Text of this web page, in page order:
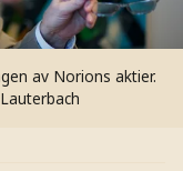
av Norions aktier.